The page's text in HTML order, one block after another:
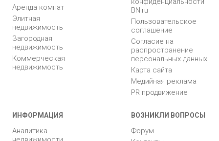
Аренда комнат
Элитная
недвижимость
Загородная
недвижимость
Коммерческая
недвижимость
BN.ru
Пользовательское
соглашение
Согласие на
распространение
персональных данных
Карта сайта
Медийная реклама
PR продвижение
ИНФОРМАЦИЯ
Аналитика
ВОЗНИКЛИ ВОПРОСЫ
Форум